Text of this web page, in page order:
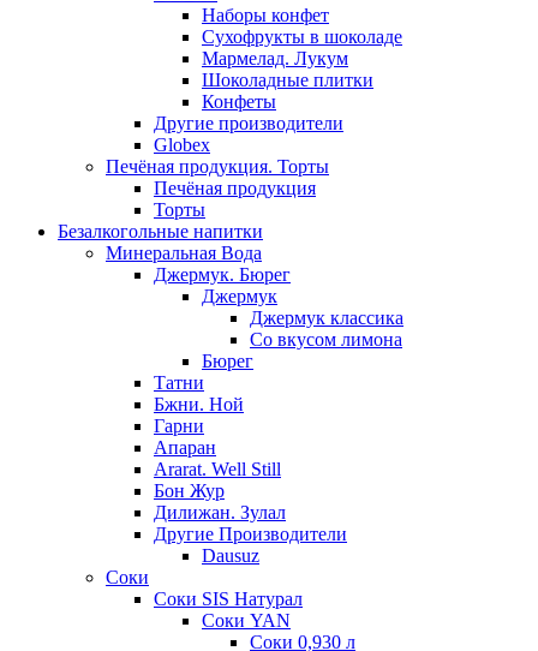
Наборы конфет
Сухофрукты в шоколаде
Мармелад. Лукум
Шоколадные плитки
Конфеты
Другие производители
Globex
Печёная продукция. Торты
Печёная продукция
Торты
Безалкогольные напитки
Минеральная Вода
Джермук. Бюрег
Джермук
Джермук классика
Со вкусом лимона
Бюрег
Татни
Бжни. Ной
Гарни
Апаран
Ararat. Well Still
Бон Жур
Дилижан. Зулал
Другие Производители
Dausuz
Соки
Соки SIS Натурал
Соки YAN
Соки 0,930 л